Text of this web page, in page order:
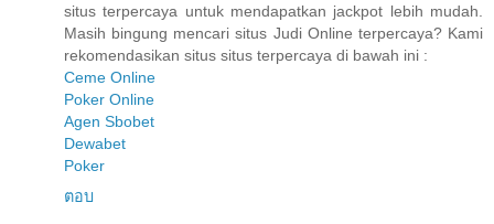
situs terpercaya untuk mendapatkan jackpot lebih mudah.
Masih bingung mencari situs Judi Online terpercaya? Kami
rekomendasikan situs situs terpercaya di bawah ini :
Ceme Online
Poker Online
Agen Sbobet
Dewabet
Poker
ตอบ